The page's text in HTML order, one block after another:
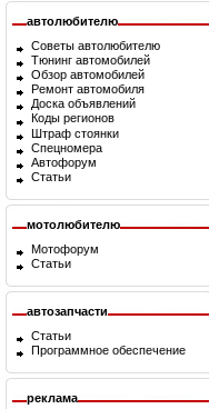
автолюбителю
Советы автолюбителю
Тюнинг автомобилей
Обзор автомобилей
Ремонт автомобиля
Доска объявлений
Коды регионов
Штраф стоянки
Спецномера
Автофорум
Статьи
мотолюбителю
Мотофорум
Статьи
автозапчасти
Статьи
Программное обеспечение
реклама